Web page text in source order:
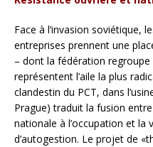
Face à l’invasion soviétique,
entreprises prennent une
– dont la fédération regroupe
représentent l’aile la plus
clandestin du PCT, dans
Prague) traduit la fusion
nationale à l’occupation et la
d’autogestion. Le projet de